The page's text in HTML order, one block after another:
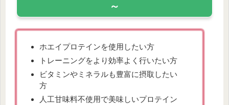
～
ホエイプロテインを使用したい方
トレーニングをより効率よく行いたい方
ビタミンやミネラルも豊富に摂取したい
方
人工甘味料不使用で美味しいプロテイン